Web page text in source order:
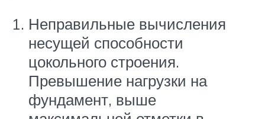
Неправильные вычисления
несущей способности
цокольного строения.
Превышение нагрузки на
фундамент, выше